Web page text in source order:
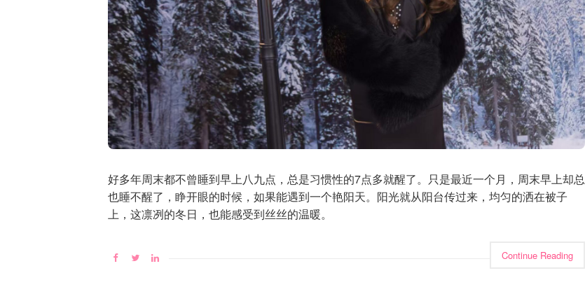
好多年周末都不曾睡到早上八九点，总是习惯性的7点多就醒了。只是最近一个月，周末早上却总
也睡不醒了，睁开眼的时候，如果能遇到一个艳阳天。阳光就从阳台传过来，均匀的洒在被子
上，这凛冽的冬日，也能感受到丝丝的温暖。
Continue Reading